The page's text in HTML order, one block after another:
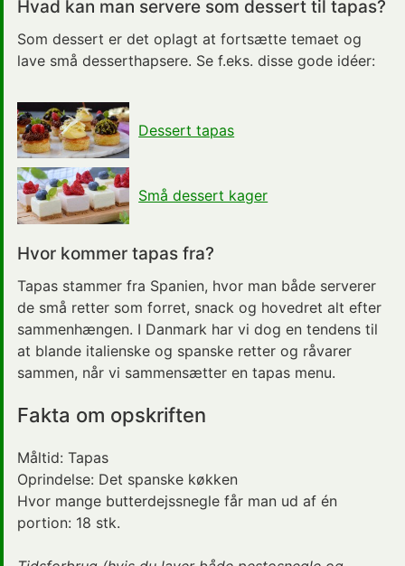
Hvad kan man servere som dessert til tapas?
Som dessert er det oplagt at fortsætte temaet og
lave små desserthapsere. Se f.eks. disse gode idéer:
Dessert tapas
Små dessert kager
Hvor kommer tapas fra?
Tapas stammer fra Spanien, hvor man både serverer
de små retter som forret, snack og hovedret alt efter
sammenhængen. I Danmark har vi dog en tendens til
at blande italienske og spanske retter og råvarer
sammen, når vi sammensætter en tapas menu.
Fakta om opskriften
Måltid: Tapas
Oprindelse: Det spanske køkken
Hvor mange butterdejssnegle får man ud af én
portion: 18 stk.